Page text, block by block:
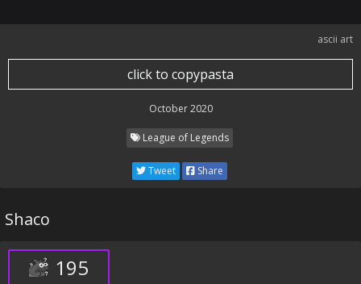
ascii art
click to copypasta
October 2020
League of Legends
Tweet Share
Shaco
195